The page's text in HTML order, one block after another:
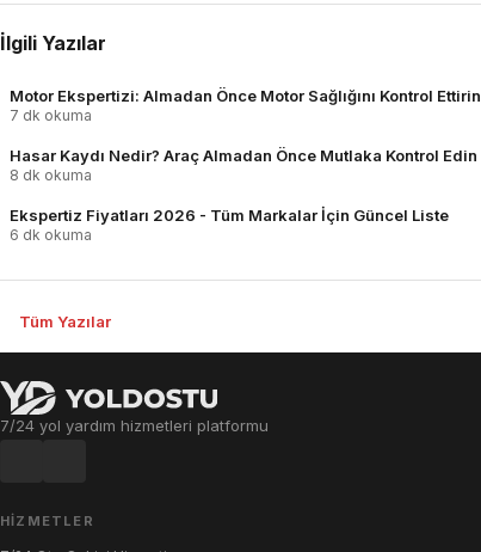
İlgili Yazılar
Motor Ekspertizi: Almadan Önce Motor Sağlığını Kontrol Ettirin
7 dk okuma
Hasar Kaydı Nedir? Araç Almadan Önce Mutlaka Kontrol Edin
8 dk okuma
Ekspertiz Fiyatları 2026 - Tüm Markalar İçin Güncel Liste
6 dk okuma
Tüm Yazılar
7/24 yol yardım hizmetleri platformu
HIZMETLER